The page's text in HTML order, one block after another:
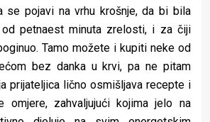
se pojavi na vrhu krošnje, da bi bila
od petnaest minuta zrelosti, i za čiji
Tamo možete i kupiti neke od
bez danka u krvi, pa ne pitam
prijateljica lično osmišljava recepte i
omjere, zahvaljujući kojima jelo na